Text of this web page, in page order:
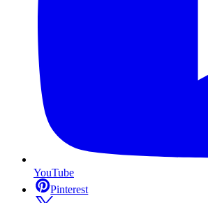
YouTube
Pinterest